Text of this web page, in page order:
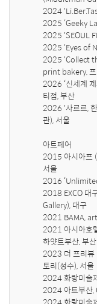
2024
2025 ‘Geeky
2025 'SEOUL
2025 'Eyes of
2025 'Collect
print bakery,
​2026 ‘신세계
티점, 부산
2026 '사르르,
관), 서울
아트페어
2015 아시아프
서울
2016
2018 EXCO 대
Gallery), 대구
2021 BAMA,
2021 아시아호
하얏트부산, 부산
2023 더 프리뷰
토리(성수), 서울
2024 화랑미술
2024 아트부산,